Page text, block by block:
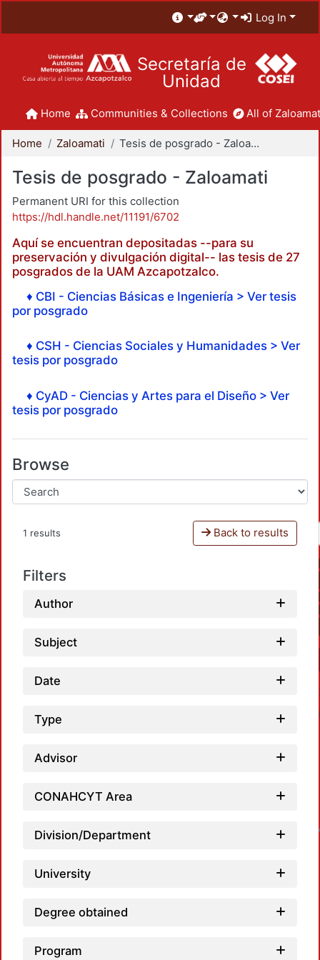
Log In
Secretaría de
Unidad
Home Communities & Collections All of
Home Zaloamati Tesis de posgrado - Zaloamati
Tesis de posgrado - Zaloamati
Permanent URI for this collection
https://hdl.handle.net/11191/6702
Aquí se encuentran depositadas --para su
preservación y divulgación digital-- las tesis de 27
posgrados de la UAM Azcapotzalco.
♦ CBI - Ciencias Básicas e Ingeniería > Ver tesis
por posgrado
♦ CSH - Ciencias Sociales y Humanidades > Ver
tesis por posgrado
♦ CyAD - Ciencias y Artes para el Diseño > Ver
tesis por posgrado
Browse
1 results Back to results
Filters
Author
Subject
Date
Type
Advisor
CONAHCYT Area
Division/Department
University
Degree obtained
Program